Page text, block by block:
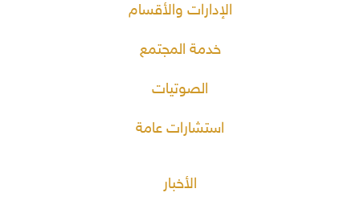
الإدارات والأقسام
خدمة المجتمع
الصوتيات
استشارات عامة
الأخبار